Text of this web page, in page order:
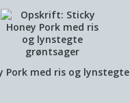
Pork med ris og lynstegte